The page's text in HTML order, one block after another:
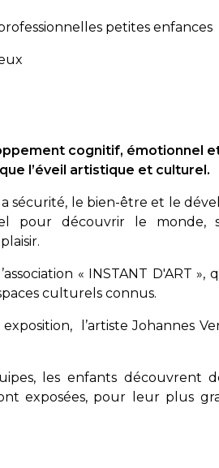
petites enfances
cognitif, émotionnel
l’éveil artistique et culturel.
sécurité, le bien-être et le
pour découvrir le monde,
« INSTANT D'ART
culturels connus.
l’artiste Johannes
les enfants découvrent
exposées, pour leur plus